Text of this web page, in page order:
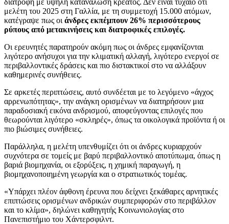
μελέτη του 2025 στη Γαλλία, με τη συμμετοχή 15.000 ατόμων,
κατέγραψε πως οι άνδρες εκπέμπουν 26% περισσότερους
ρύπους από μετακινήσεις και διατροφικές επιλογές.
Οι ερευνητές παρατηρούν ακόμη πως οι άνδρες εμφανίζονται
λιγότερο ανήσυχοι για την κλιματική αλλαγή, λιγότερο ενεργοί σε
περιβαλλοντικές δράσεις και πιο διστακτικοί στο να αλλάξουν
καθημερινές συνήθειες.
Σε αρκετές περιπτώσεις, αυτό συνδέεται με το λεγόμενο «άγχος
αρρενωπότητας», την ανάγκη ορισμένων να διατηρήσουν μια
παραδοσιακή εικόνα ανδρισμού, αποφεύγοντας επιλογές που
θεωρούνται λιγότερο «σκληρές», όπως τα οικολογικά προϊόντα ή οι
πιο βιώσιμες συνήθειες.
Παράλληλα, η μελέτη υπενθυμίζει ότι οι άνδρες κυριαρχούν
συχνότερα σε τομείς με βαρύ περιβαλλοντικό αποτύπωμα, όπως η
βαριά βιομηχανία, οι εξορύξεις, η χημική παραγωγή, η
βιομηχανοποιημένη γεωργία και ο στρατιωτικός τομέας.
«Υπάρχει πλέον άφθονη έρευνα που δείχνει ξεκάθαρες αρνητικές
επιπτώσεις ορισμένων ανδρικών συμπεριφορών στο περιβάλλον
και το κλίμα», δηλώνει καθηγητής Κοινωνιολογίας στο
Πανεπιστήμιο του Χάντερσφιλντ.